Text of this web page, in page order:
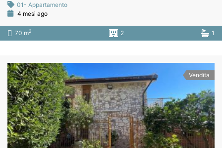
01- Appartamento
4 mesi ago
70 m2 2 1
Vendita